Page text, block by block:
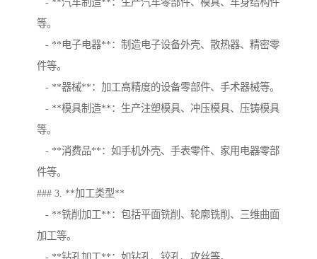
- **汽车制造**：生产汽车零部件、模具、车身结构件
等。
- **电子电器**：制造电子设备外壳、散热器、精密零
件等。
- **器械**：加工高精度的设备零部件、手术器械等。
- **模具制造**：生产注塑模具、冲压模具、压铸模具
等。
- **消费品**：如手机外壳、手表零件、家用电器零部
件等。
### 3. **加工类型**
- **铣削加工**：包括平面铣削、轮廓铣削、三维曲面
加工等。